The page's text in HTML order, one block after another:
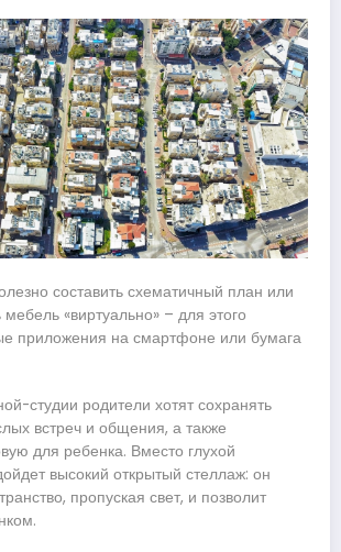
составить схематичный план или
«виртуально» – для этого
приложения на смартфоне или бумага
студии родители хотят сохранять
встреч и общения, а также
для ребенка. Вместо глухой
высокий открытый стеллаж: он
пропуская свет, и позволит